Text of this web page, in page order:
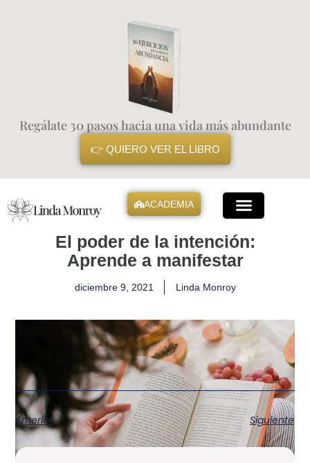
Regálate 30 pasos hacia una vida más abundante
👉 QUIERO VER EL LIBRO
ACADEMIA
El poder de la intención:
Aprende a manifestar
diciembre 9, 2021 Linda Monroy
Anterior Siguiente